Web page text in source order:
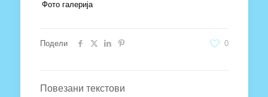
Фото галерија
Подели 0
Повезани текстови